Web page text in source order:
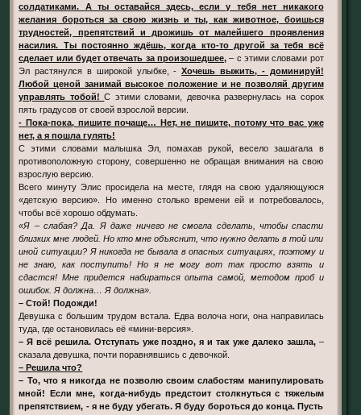
солдатиками. А ты оставайся здесь, если у тебя нет никакого
желания бороться за свою жизнь и ты, как животное, боишься
трудностей, препятствий и дрожишь от малейшего проявления
насилия. Ты постоянно ждёшь, когда кто-то другой за тебя всё
сделает или будет отвечать за произошедшее,– с этими словами рот
Эл растянулся в широкой улыбке, -Хочешь выжить, - доминируй!
Любой ценой занимай высокое положение и не позволяй другим
управлять тобой!С этими словами, девочка развернулась на сорок
пять градусов от своей взрослой версии.
- Пока-пока, пишите почаще… Нет, не пишите, потому что вас уже
нет, а я пошла гулять!
С этими словами малышка Эл, помахав рукой, весело зашагала в
противоположную сторону, совершенно не обращая внимания на свою
взрослую версию.
Всего минуту Элис просидела на месте, глядя на свою удаляющуюся
«детскую версию». Но именно столько времени ей и потребовалось,
чтобы всё хорошо обдумать.
«Я – слабая? Да. Я даже ничего не смогла сделать, чтобы спасти
близких мне людей. Но кто мне объяснит, что нужно делать в той или
иной ситуации? Я никогда не бывала в опасных ситуациях, поэтому и
не знаю, как поступить! Но я не могу вот так просто взять и
сдастся! Мне придется набираться опыта самой, методом проб и
ошибок. Я должна… Я должна».
– Стой! Подожди!
Девушка с большим трудом встала. Едва волоча ноги, она направилась
туда, где остановилась её «мини-версия».
– Я всё решила. Отступать уже поздно, я и так уже далеко зашла,–
сказала девушка, почти поравнявшись с девочкой.
– Решила что?
– То, что я никогда не позволю своим слабостям манипулировать
мной! Если мне, когда-нибудь предстоит столкнуться с тяжелым
препятствием, - я не буду убегать. Я буду бороться до конца. Пусть